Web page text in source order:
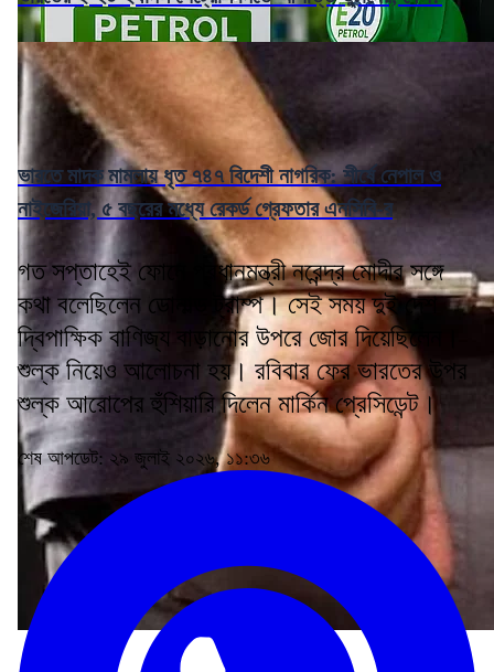
ভারতে মাদক মামলায় ধৃত ৭৪৭ বিদেশী নাগরিক: শীর্ষে নেপাল ও
নাইজেরিয়া, ৫ বছরের মধ্যে রেকর্ড গ্রেফতার এনসিবি-র
গত সপ্তাহেই ফোনে প্রধানমন্ত্রী নরেন্দ্র মোদীর সঙ্গে
কথা বলেছিলেন ডোনাল্ড ট্রাম্প। সেই সময় দুই দেশ
দ্বিপাক্ষিক বাণিজ্য বাড়ানোর উপরে জোর দিয়েছিলেন।
শুল্ক নিয়েও আলোচনা হয়। রবিবার ফের ভারতের উপর
শুল্ক আরোপের হুঁশিয়ারি দিলেন মার্কিন প্রেসিডেন্ট।
শেষ আপডেট: ২৯ জুলাই ২০২৬, ১১:৩৬